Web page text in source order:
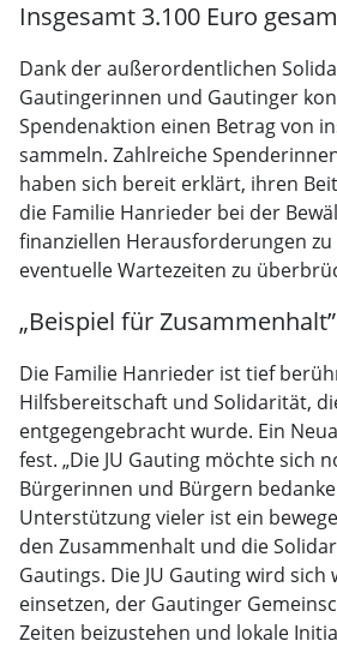
Insgesamt 3.100 Euro
Dank der außerordentlichen
Gautingerinnen und Gautinger
Spendenaktion einen Betrag von
sammeln. Zahlreiche
haben sich bereit erklärt, ihren
die Familie Hanrieder bei der
finanziellen Herausforderungen
eventuelle Wartezeiten zu
„Beispiel für Zusammenhalt”
Die Familie Hanrieder ist tief
Hilfsbereitschaft und Solidarität,
entgegengebracht wurde. Ein
fest. „Die JU Gauting möchte sich
Bürgerinnen und Bürgern
Unterstützung vieler ist ein
den Zusammenhalt und die
Gautings. Die JU Gauting wird
einsetzen, der Gautinger
Zeiten beizustehen und lokale